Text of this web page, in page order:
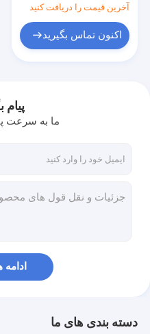
میلی متر 60 میلی متر
آخرین قیمت را دریافت کنید
اکنون تماس بگیرید
پیام
ما به سرعت
ادامه
دسته بندی های ما